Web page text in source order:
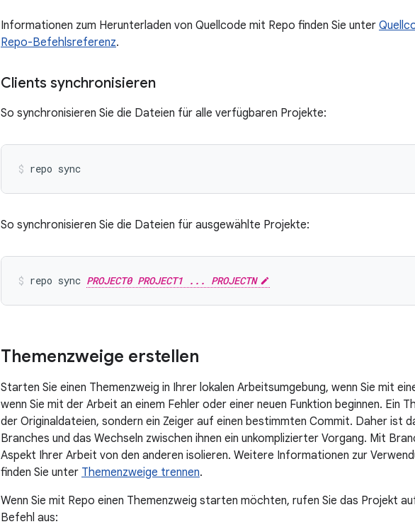
Informationen zum Herunterladen von Quellcode mit Repo finden Sie unter
Repo-Befehlsreferenz.
Clients synchronisieren
So synchronisieren Sie die Dateien für alle verfügbaren Projekte:
repo sync
So synchronisieren Sie die Dateien für ausgewählte Projekte:
repo sync PROJECT0 PROJECT1 ... PROJECTN
Themenzweige erstellen
Starten Sie einen Themenzweig in Ihrer lokalen Arbeitsumgebung, wenn Sie mit
wenn Sie mit der Arbeit an einem Fehler oder einer neuen Funktion beginnen. Ein
der Originaldateien, sondern ein Zeiger auf einen bestimmten Commit. Daher ist
Branches und das Wechseln zwischen ihnen ein unkomplizierter Vorgang. Mit
Aspekt Ihrer Arbeit von den anderen isolieren. Weitere Informationen zur
finden Sie unter Themenzweige trennen.
Wenn Sie mit Repo einen Themenzweig starten möchten, rufen Sie das Projekt
Befehl aus: